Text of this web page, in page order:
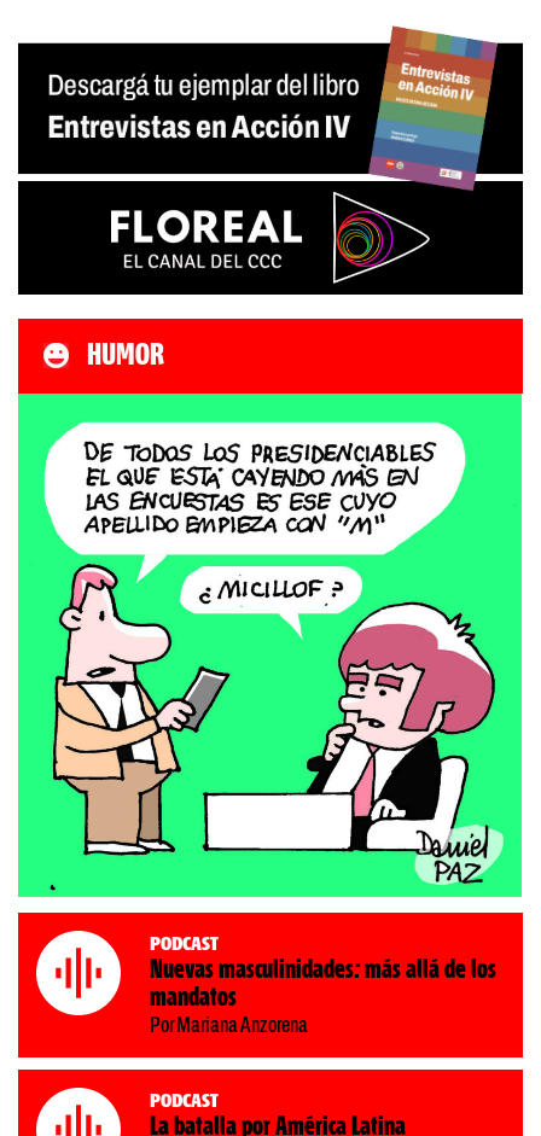
HUMOR
Podcast
Nuevas masculinidades: más allá de los
mandatos
Por Mariana Anzorena
Podcast
La batalla por América Latina